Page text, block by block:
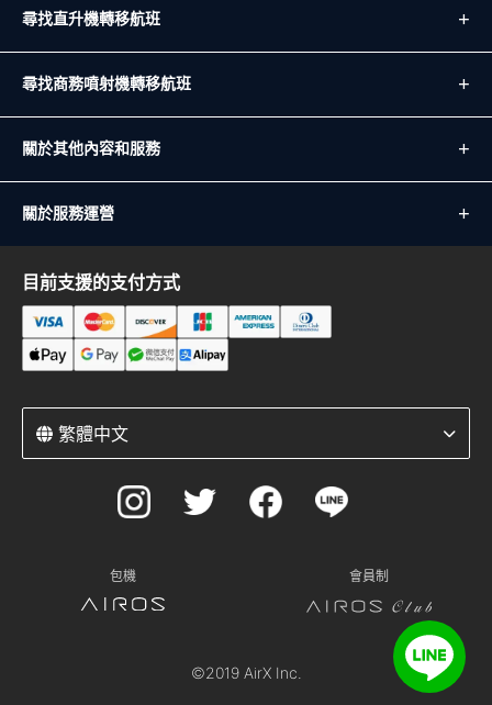
尋找直升機轉移航班
尋找商務噴射機轉移航班
關於其他內容和服務
關於服務運營
目前支援的支付方式
繁體中文
包機 會員制
©2019 AirX Inc.